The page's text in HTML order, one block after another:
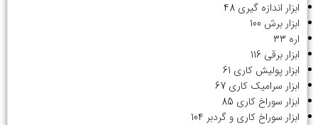
ابزار اندازه گیری 48
ابزار برش 100
اره 33
ابزار برقی 116
ابزار پولیش کاری 61
ابزار سرامیک کاری 67
ابزار سوراخ کاری 85
ابزار سوراخ کاری و گردبر 104